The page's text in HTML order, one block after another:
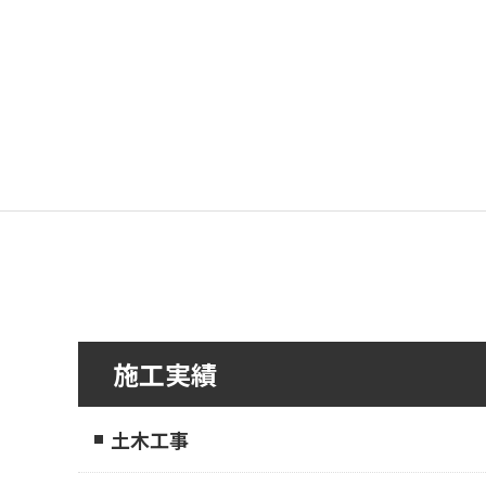
施工実績
土木工事